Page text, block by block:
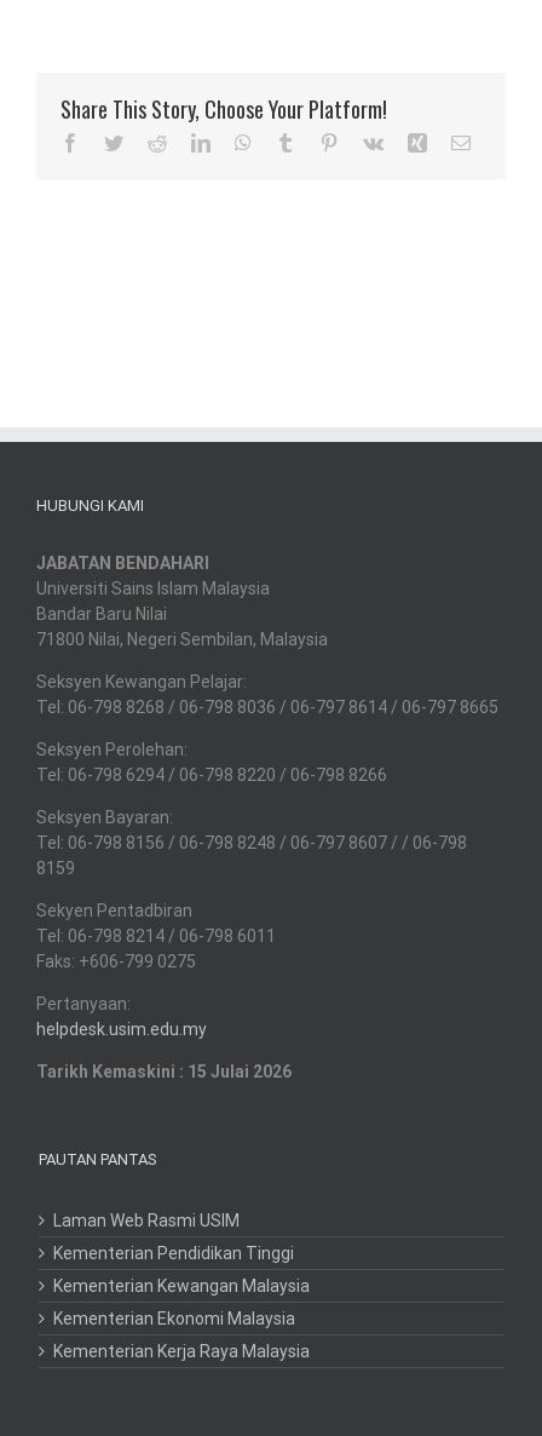
Share This Story, Choose Your Platform!
Facebook
TwitterRedditLinkedInWhatsApp
Tumblr Pinterest
Vk Xing Email
HUBUNGI KAMI
JABATAN BENDAHARI
Universiti Sains Islam Malaysia
Bandar Baru Nilai
71800 Nilai, Negeri Sembilan, Malaysia
Seksyen Kewangan Pelajar:
Tel: 06-798 8268 / 06-798 8036 / 06-797 8614 / 06-797 8665
Seksyen Perolehan:
Tel: 06-798 6294 / 06-798 8220 / 06-798 8266
Seksyen Bayaran:
Tel: 06-798 8156 / 06-798 8248 / 06-797 8607 / / 06-798
8159
Sekyen Pentadbiran
Tel: 06-798 8214 / 06-798 6011
Faks: +606-799 0275
Pertanyaan:
helpdesk.usim.edu.my
Tarikh Kemaskini : 15 Julai 2026
PAUTAN PANTAS
Laman Web Rasmi USIM
Kementerian Pendidikan Tinggi
Kementerian Kewangan Malaysia
Kementerian Ekonomi Malaysia
Kementerian Kerja Raya Malaysia